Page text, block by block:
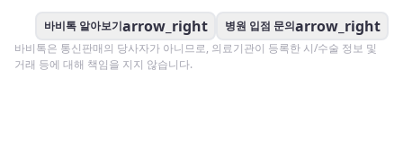
바비톡 알아보기arrow_right 병원 입점 문의arrow_right
바비톡은 통신판매의 당사자가 아니므로, 의료기관이 등록한 시/수술 정보 및
거래 등에 대해 책임을 지지 않습니다.